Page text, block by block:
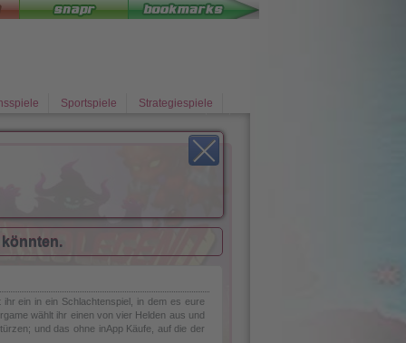
Sportspiele Strategiespiele
ein in ein Schlachtenspiel, in dem es eure
wählt ihr einen von vier Helden aus und
und das ohne inApp Käufe, auf die der